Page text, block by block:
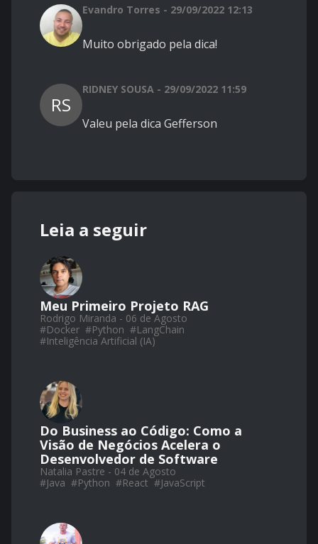
Evandro Torres - 29/09/2022 12:13
Muito obrigado pela dica!
RS
RIDNEY SOUSA - 29/09/2022 11:59
Valeu pela dica Gefferson
Leia a seguir
Meu Primeiro Projeto RAG
Rodrigo Miranda - 06 de Agosto
#Docker #Python #LangChain
#Inteligência Artificial (IA)
Do Business ao Código: Como a
Visão de Negócios Acelera o
Desenvolvedor de Software
Natalia Pastre - 04 de Agosto
#Java #Python #React #JavaScript